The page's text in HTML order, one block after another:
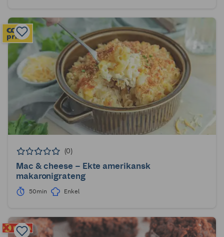
(0)
Mac & cheese – Ekte amerikansk
makaronigrateng
50min Enkel